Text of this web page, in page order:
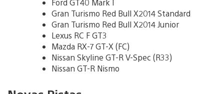
Ford GT40 Mark I
Gran Turismo Red Bull X2014 Standard
Gran Turismo Red Bull X2014 Junior
Lexus RC F GT3
Mazda RX-7 GT-X (FC)
Nissan Skyline GT-R V-Spec (R33)
Nissan GT-R Nismo